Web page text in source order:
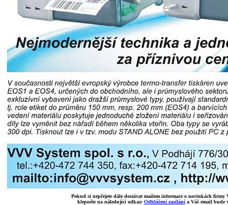
Pokud si nepřejete dále dostávat mailem informace o novinkách firmy
klepněte na náledující odkaz: Odhlášení zasílánía Váš email bude